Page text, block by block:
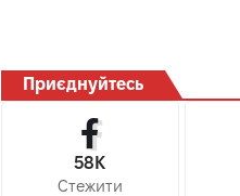
Приєднуйтесь
58K
Стежити